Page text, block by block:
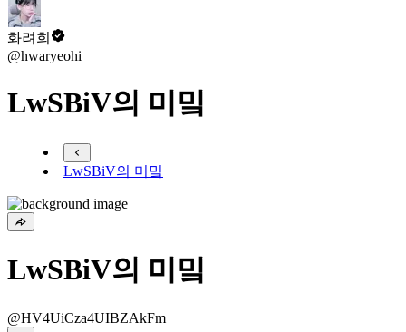
화려희
@hwaryeohi
LwSBiV의 미밐
LwSBiV의 미밐
LwSBiV의 미밐
@HV4UiCza4UIBZAkFm